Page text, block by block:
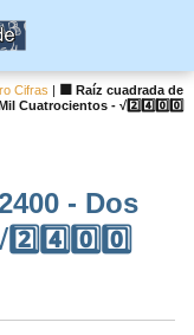
Cifras |
🟦 Raíz cuadrada de
Cuatrocientos - √2️⃣4️⃣0️⃣0️⃣
- Dos